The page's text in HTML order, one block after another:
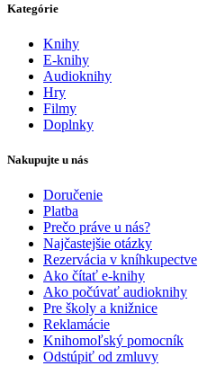
Kategórie
Knihy
E-knihy
Audioknihy
Hry
Filmy
Doplnky
Nakupujte u nás
Doručenie
Platba
Prečo práve u nás?
Najčastejšie otázky
Rezervácia v kníhkupectve
Ako čítať e-knihy
Ako počúvať audioknihy
Pre školy a knižnice
Reklamácie
Knihomoľský pomocník
Odstúpiť od zmluvy